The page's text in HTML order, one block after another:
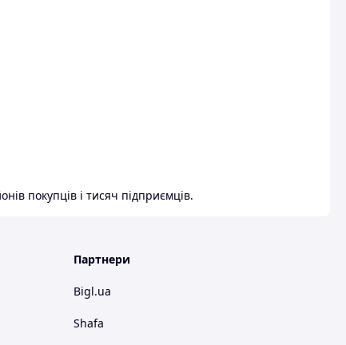
покупців і тисяч підприємців.
Партнери
Bigl.ua
Shafa